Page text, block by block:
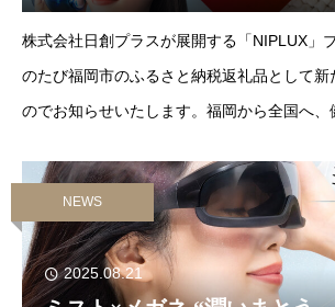
株式会社日創プラスが展開する「NIPLUX」
のたび福岡市のふるさと納税返礼品として新
のでお知らせいたします。福岡から全国へ、
っているあ
NEWS
2025.08.21